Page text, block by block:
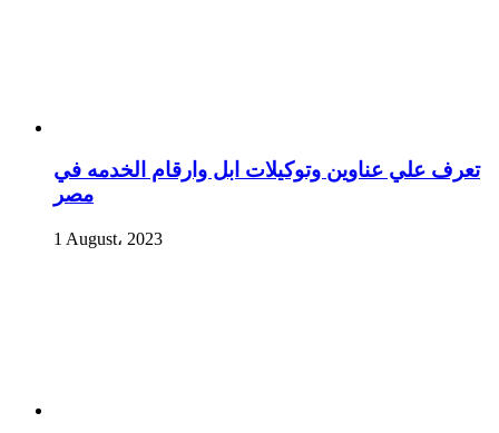
تعرف علي عناوين وتوكيلات ابل وارقام الخدمه في
مصر
1 August، 2023